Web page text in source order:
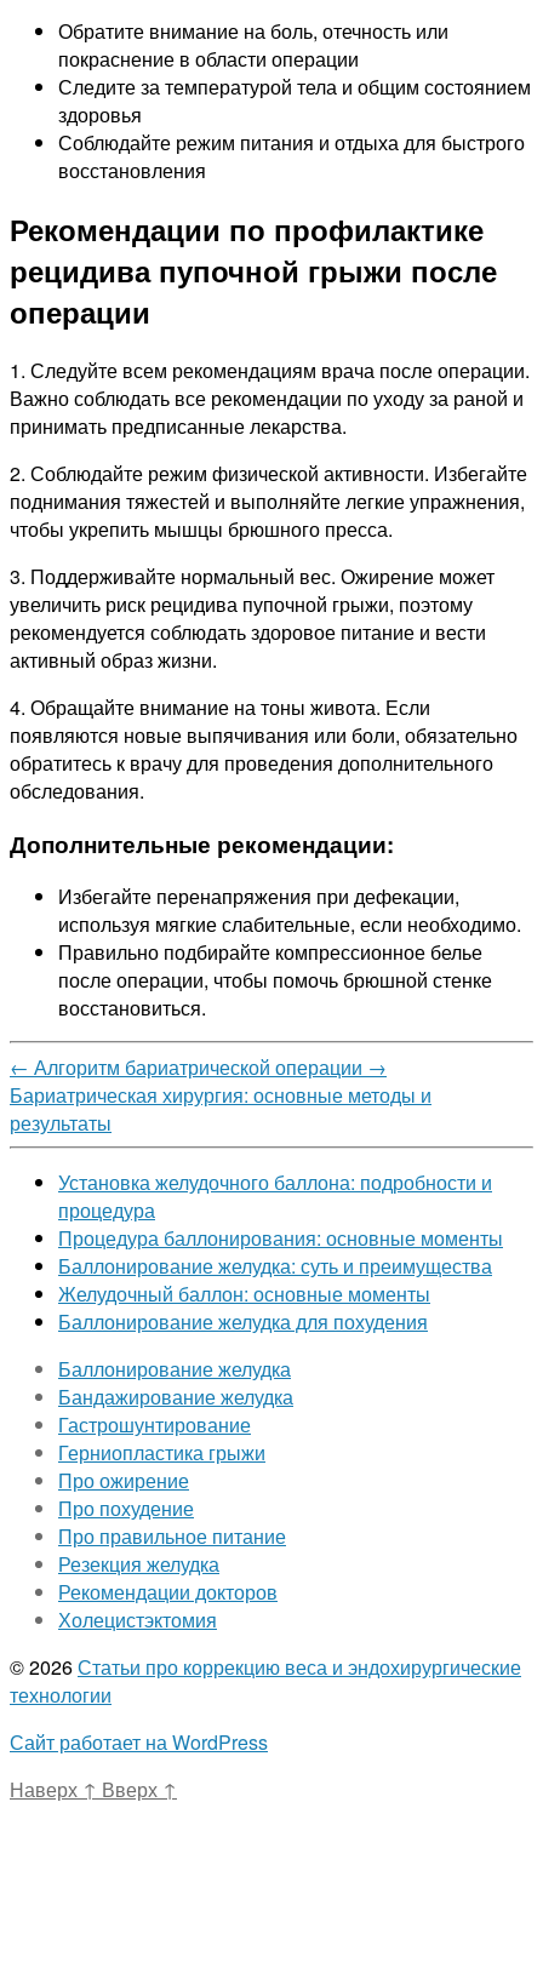
Обратите внимание на боль, отечность или
покраснение в области операции
Следите за температурой тела и общим состоянием
здоровья
Соблюдайте режим питания и отдыха для быстрого
восстановления
Рекомендации по профилактике
рецидива пупочной грыжи после
операции
1. Следуйте всем рекомендациям врача после операции.
Важно соблюдать все рекомендации по уходу за раной и
принимать предписанные лекарства.
2. Соблюдайте режим физической активности. Избегайте
поднимания тяжестей и выполняйте легкие упражнения,
чтобы укрепить мышцы брюшного пресса.
3. Поддерживайте нормальный вес. Ожирение может
увеличить риск рецидива пупочной грыжи, поэтому
рекомендуется соблюдать здоровое питание и вести
активный образ жизни.
4. Обращайте внимание на тоны живота. Если
появляются новые выпячивания или боли, обязательно
обратитесь к врачу для проведения дополнительного
обследования.
Дополнительные рекомендации:
Избегайте перенапряжения при дефекации,
используя мягкие слабительные, если необходимо.
Правильно подбирайте компрессионное белье
после операции, чтобы помочь брюшной стенке
восстановиться.
← Алгоритм бариатрической операции →
Бариатрическая хирургия: основные методы и
результаты
Установка желудочного баллона: подробности и
процедура
Процедура баллонирования: основные моменты
Баллонирование желудка: суть и преимущества
Желудочный баллон: основные моменты
Баллонирование желудка для похудения
Баллонирование желудка
Бандажирование желудка
Гастрошунтирование
Герниопластика грыжи
Про ожирение
Про похудение
Про правильное питание
Резекция желудка
Рекомендации докторов
Холецистэктомия
© 2026Статьи про коррекцию веса и эндохирургические
технологии
Сайт работает на WordPress
Наверх ↑ Вверх ↑